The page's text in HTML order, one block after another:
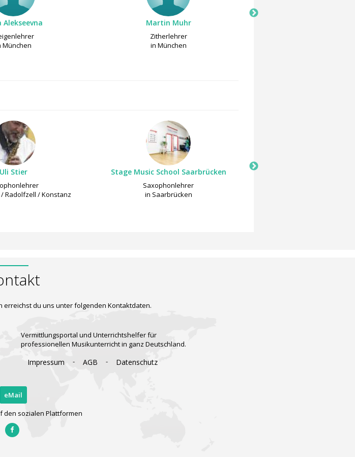
Alekseevna
München
Martin Muhr
Zitherlehrer
in München
Uli Stier
Radolfzell / Konstanz
Stage Music School Saarbrücken
Saxophonlehrer
in Saarbrücken
erreichst du uns unter folgenden Kontaktdaten.
Vermittlungsportal und Unterrichtshelfer für
professionellen Musikunterricht in ganz Deutschland.
Impressum - AGB - Datenschutz
eMail
den sozialen Plattformen